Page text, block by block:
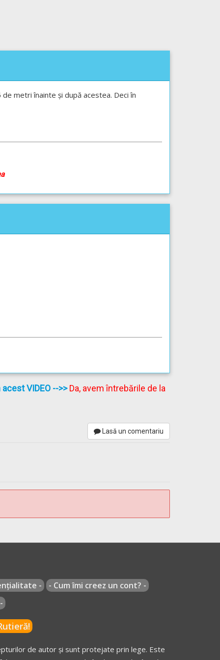
metri înainte și după acestea. Deci în
VIDEO -->>Da, avem întrebările de la
Lasă un comentariu
-
- Cum îmi creez un cont? -
de autor și sunt protejate prin lege. Este